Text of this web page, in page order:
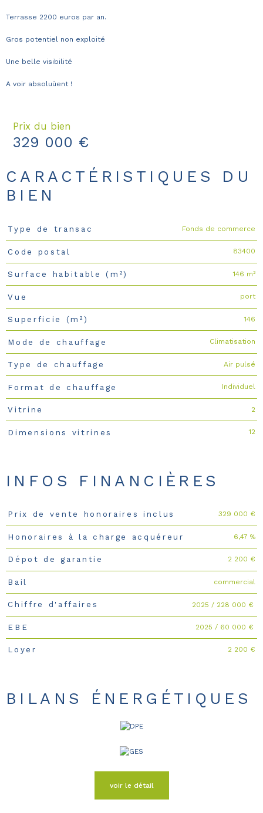
Terrasse 2200 euros par an.
Gros potentiel non exploité
Une belle visibilité
A voir absoluùent !
Prix du bien
329 000 €
CARACTÉRISTIQUES DU
BIEN
Caractéristiques Valeurs
Type de transac Fonds de commerce
Code postal 83400
Surface habitable (m²) 146 m²
Vue port
Superficie (m²) 146
Mode de chauffage Climatisation
Type de chauffage Air pulsé
Format de chauffage Individuel
Vitrine 2
Dimensions vitrines 12
INFOS FINANCIÈRES
Caractéristiques Valeurs
Prix de vente honoraires inclus 329 000 €
Honoraires à la charge acquéreur 6,47 %
Dépot de garantie 2 200 €
Bail commercial
Chiffre d'affaires 2025 / 228 000 €
EBE 2025 / 60 000 €
Loyer 2 200 €
BILANS ÉNERGÉTIQUES
voir le détail